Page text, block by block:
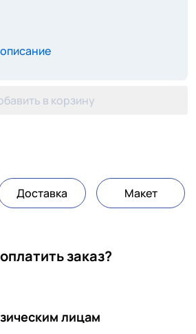
в корзину
Доставка Макет
заказ?
лицам